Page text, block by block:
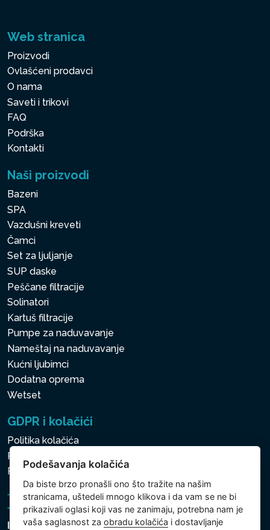
Web stranica
Proizvodi
Ovlašćeni prodavci
O nama
Saveti i trikovi
FAQ
Podrška
Kontakti
Naši proizvodi
Bazeni
SPA
Vazdušni kreveti
Čamci
Set za ljuljanje
SUP daske
Peščane filtracije
Solinatori
Kartuš filtracije
Pumpe za naduvavanje
Nameštaj na naduvavanje
Kućni ljubimci
Dodatna oprema
Wetset
GDPR i kolačići
Politika kolačića
Politika zaštite ličnih i drugih obrađivanih podataka
Politika kolačića
Intex Trading, s.r.o.
Podešavanja kolačića
Da biste brzo pronašli ono što tražite na našim
stranicama, uštedeli mnogo klikova i da vam se ne bi
prikazivali oglasi koji vas ne zanimaju, potrebna nam je
vaša saglasnost zaobradu kolačića i dostavljanje